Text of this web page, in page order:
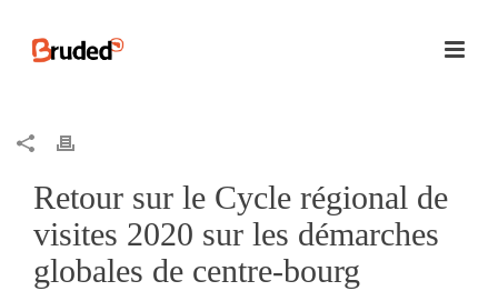
Retour sur le Cycle régional de
visites 2020 sur les démarches
globales de centre-bourg